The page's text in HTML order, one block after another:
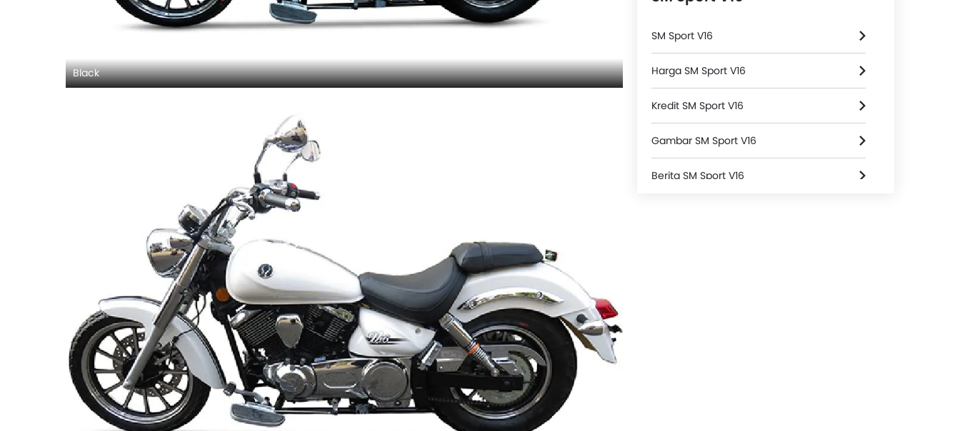
Black
SM Sport V16
Harga SM Sport V16
Kredit SM Sport V16
Gambar SM Sport V16
Berita SM Sport V16